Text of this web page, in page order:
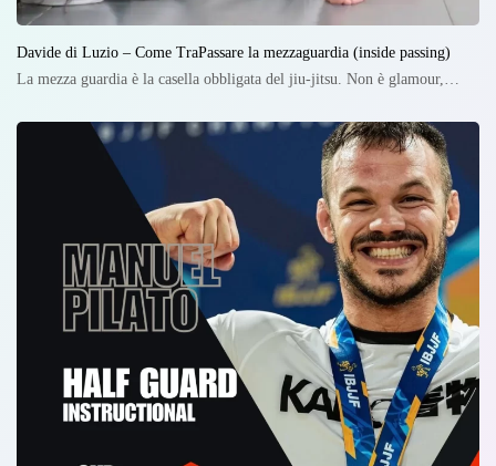
Davide di Luzio – Come TraPassare la mezzaguardia (inside passing)
La mezza guardia è la casella obbligata del jiu-jitsu. Non è glamour,…